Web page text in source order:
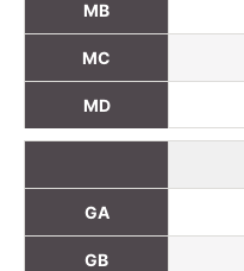
MB
MC
MD
GA
GB